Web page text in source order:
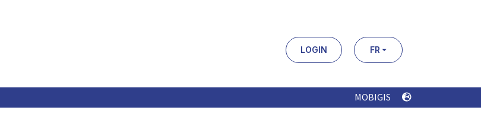
LOGIN FR
MOBIGIS